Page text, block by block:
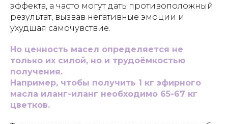
эффекта, а часто могут дать противоположный
результат, вызвав негативные эмоции и
ухудшая самочувствие.
Но ценность масел определяется не
только их силой, но и трудоёмкостью
получения.
Например, чтобы получить 1 кг эфирного
масла иланг-иланг необходимо 65-67 кг
цветков.